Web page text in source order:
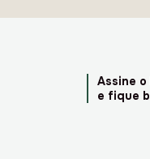
Assine
e fique